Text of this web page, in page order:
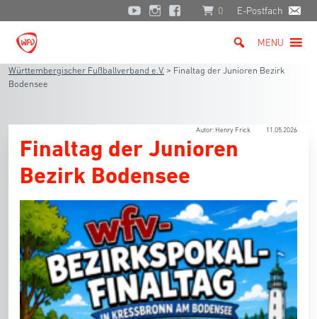
0 E-Postfach
MENU
Württembergischer Fußballverband e.V. > Finaltag der Junioren Bezirk
Bodensee
Autor: Henry Frick 11.05.2026
Finaltag der Junioren
Bezirk Bodensee